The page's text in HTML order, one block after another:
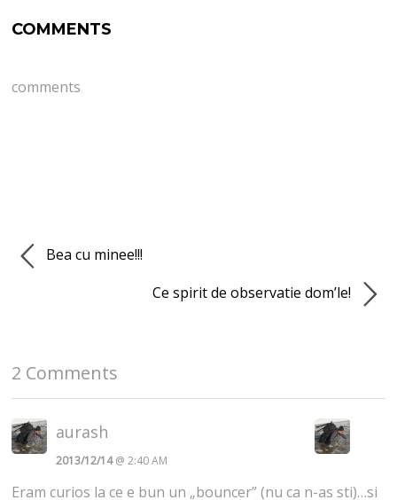
COMMENTS
comments
Bea cu minee!!!
Ce spirit de observatie dom’le!
2 Comments
aurash
2013/12/14@ 2:40 AM
Eram curios la ce e bun un „bouncer” (nu ca n-as sti)…si